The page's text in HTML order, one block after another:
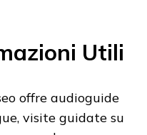
Utili
offre audioguide
visite guidate su